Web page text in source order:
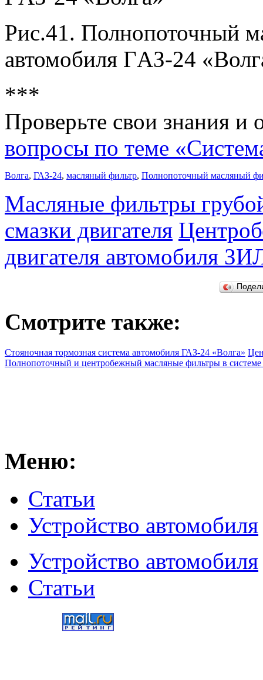
Рис.41. Полнопоточный
автомобиля ГAЗ-24
***
Проверьте свои знания и
вопросы по теме
Волга, ГАЗ-24, масляный фильтр, Полнопоточный масляный
Масляные фильтры
смазки двигателя
двигателя автомобиля
Смотрите также:
Стояночная тормозная система автомобиля ГАЗ-24 «Волга»
Полнопоточный и центробежный масляные фильтры в
Меню:
Статьи
Устройство автомобиля
Устройство автомобиля
Статьи